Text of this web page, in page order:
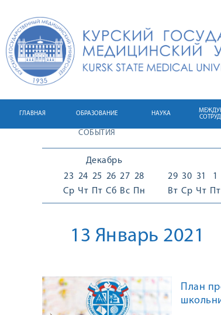
ГЛАВНАЯ ОБРАЗОВАНИЕ НАУКА
СОБЫТИЯ
Декабрь
23
Ср
24
Чт
25
Пт
26
Сб
27
Вс
28
Пн
29
Вт
30
Ср
31
Чт
1
Пт
13 Январь 2021
План